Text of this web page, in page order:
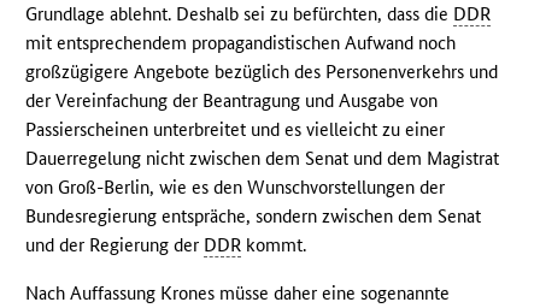
Grundlage ablehnt. Deshalb sei zu befürchten, dass die DDR
mit entsprechendem propagandistischen Aufwand noch
großzügigere Angebote bezüglich des Personenverkehrs und
der Vereinfachung der Beantragung und Ausgabe von
Passierscheinen unterbreitet und es vielleicht zu einer
Dauerregelung nicht zwischen dem Senat und dem Magistrat
von Groß-Berlin, wie es den Wunschvorstellungen der
Bundesregierung entspräche, sondern zwischen dem Senat
und der Regierung der DDR kommt.
Nach Auffassung Krones müsse daher eine sogenannte